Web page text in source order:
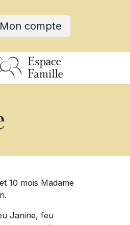
Mon compte
10 mois Madame
Janine, feu